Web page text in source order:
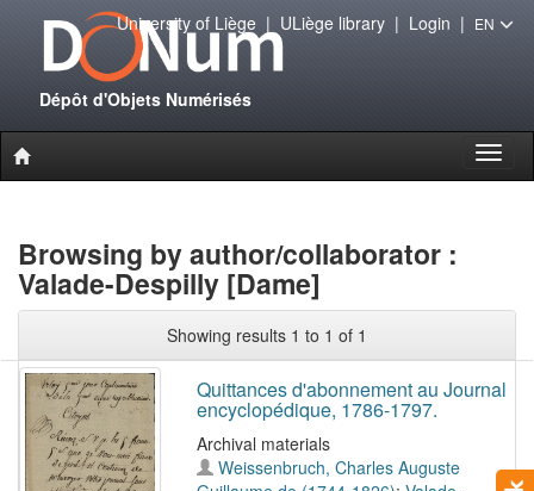
Dépôt d'Objets Numérisés
University of Liège| ULiège library| Login | EN
Browsing by author/collaborator :
Valade-Despilly [Dame]
Showing results 1 to 1 of 1
Quittances d'abonnement au Journal
encyclopédique, 1786-1797.
Archival materials
Weissenbruch, Charles Auguste